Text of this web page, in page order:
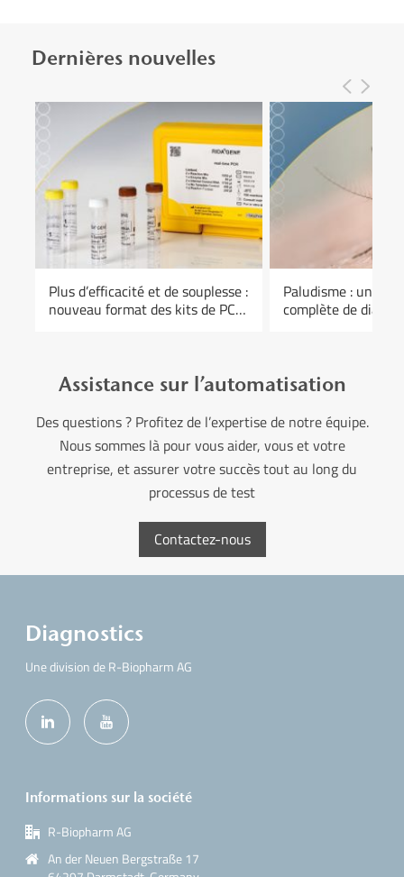
Dernières nouvelles
Plus d’efficacité et de souplesse :
nouveau format des kits de PCR
Paludisme : une
complète de
Assistance sur l’automatisation
Des questions ? Profitez de l’expertise de notre équipe.
Nous sommes là pour vous aider, vous et votre
entreprise, et assurer votre succès tout au long du
processus de test
Contactez-nous
Diagnostics
Une division de R-Biopharm AG
Informations sur la société
R-Biopharm AG
An der Neuen Bergstraße 17